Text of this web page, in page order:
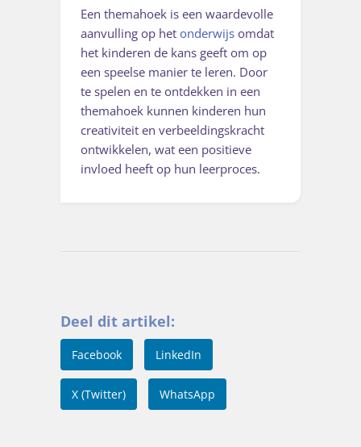
Een themahoek is een waardevolle
aanvulling op het onderwijs omdat
het kinderen de kans geeft om op
een speelse manier te leren. Door
te spelen en te ontdekken in een
themahoek kunnen kinderen hun
creativiteit en verbeeldingskracht
ontwikkelen, wat een positieve
invloed heeft op hun leerproces.
Deel dit artikel:
Facebook LinkedIn
X (Twitter) WhatsApp